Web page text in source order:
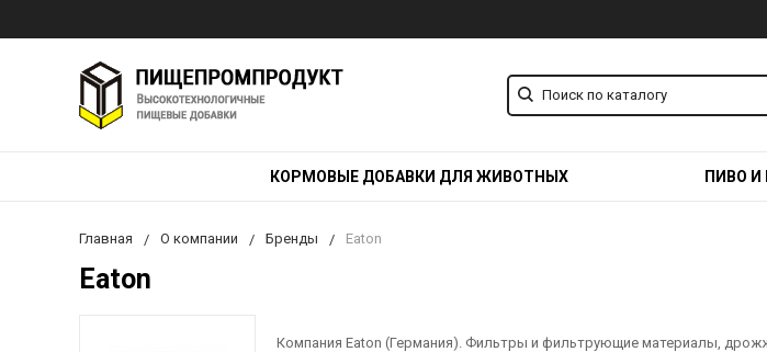
КОРМОВЫЕ ДОБАВКИ ДЛЯ ЖИВОТНЫХ ПИВО И
Главная О компании Бренды Eaton
Eaton
Компания Eaton (Германия). Фильтры и фильтрующие материалы,